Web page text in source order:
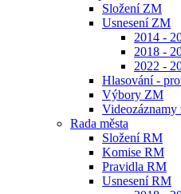
Složení ZM
Usnesení ZM
2014 -
2018 -
2022 -
Hlasování -
Výbory ZM
Videozáznamy
Rada města
Složení RM
Komise RM
Pravidla RM
Usnesení RM